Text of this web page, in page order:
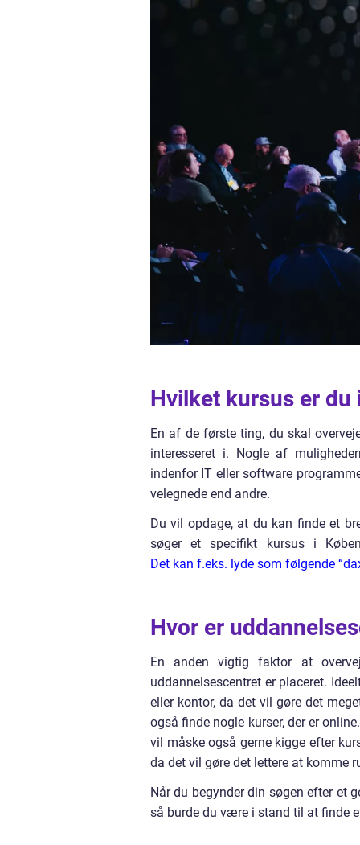
Hvilket kursus er du
En af de første ting, du skal
interesseret i. Nogle af
indenfor IT eller software
velegnede end andre.
Du vil opdage, at du kan finde et
søger et specifikt kursus i
Det kan f.eks. lyde som følgende
Hvor er
En anden vigtig faktor at
uddannelsescentret er placeret.
eller kontor, da det vil gøre det
også finde nogle kurser, der er
vil måske også gerne kigge efter
da det vil gøre det lettere at komme
Når du begynder din søgen efter et
så burde du være i stand til at finde